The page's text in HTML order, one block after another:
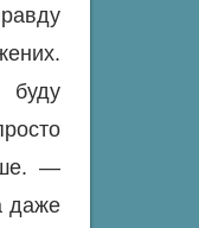
буду
—
даже